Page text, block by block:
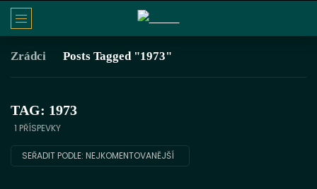
Zrádci Posts Tagged "1973"
TAG: 1973
1 PŘÍSPEVKY
SEŘADIT PODLE: NEJKOMENTOVANĚJŠÍ